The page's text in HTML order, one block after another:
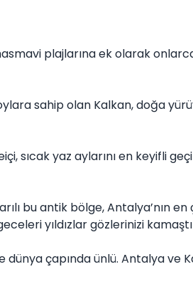
plajlarına ek olarak
sahip olan Kalkan, doğa
yaz aylarını en keyifli
bu antik bölge, Antalya’nın
yıldızlar gözlerinizi
dünya çapında ünlü. Antalya